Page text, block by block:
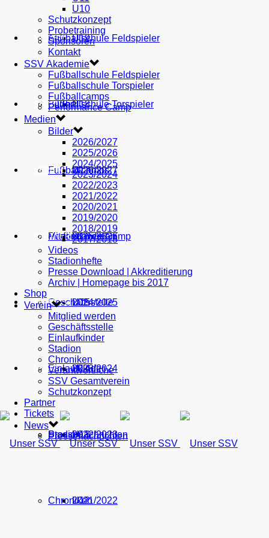
AH U19
U18
U17
U16
U15
U14
U13
U12
Fußballschule Feldspieler
Fußballschule Torspieler
Fußballcamps
Performance Camp
MEDIEN
Bilder
2026/2027
2025/2026
2024/2025
2023/2024
2022/2023
2021/2022
SHOP
VEREIN
Mitglied werden
Geschäftsstelle
Einlaufkinder
Stadion
Chroniken
PARTNER
TICKETS
NEWS
Pressenachrichten
U10
Schutzkonzept
Probetraining
Sponsoren
Kontakt
SSV Akademie
Fußballschule Feldspieler
Fußballschule Torspieler
Fußballcamps
Performance Camp
Medien
Bilder
2026/2027
2025/2026
2024/2025
2023/2024
2022/2023
2021/2022
2020/2021
2019/2020
2018/2019
2017/2018
Videos
Stadionhefte
Presse Download | Akkreditierung
Archiv | Homepage bis 2017
Shop
Verein
Mitglied werden
Geschäftsstelle
Einlaufkinder
Stadion
Chroniken
Verantwortliche
SSV Gesamtverein
Schutzkonzept
Partner
Tickets
News
Pressenachrichten